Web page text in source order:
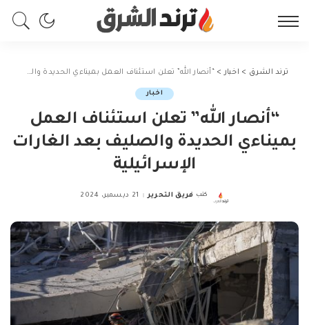
ترند الشرق > اخبار >“أنصار الله” تعلن استئناف العمل بميناءي الحديدة والصليف بعد الغارات الإسرائيلية‏
اخبار
“أنصار الله” تعلن استئناف العمل
بميناءي الحديدة والصليف بعد الغارات
الإسرائيلية‏
Posted
كتب فريق التحرير 21 ديسمبر، 2024